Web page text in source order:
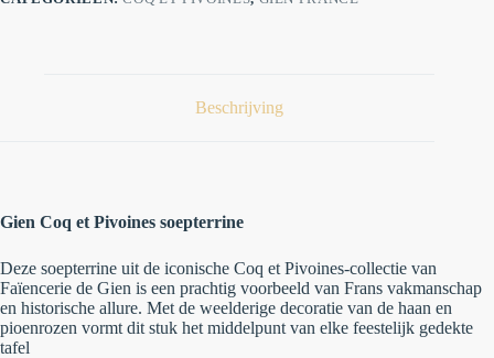
Beschrijving
Gien Coq et Pivoines soepterrine
Deze soepterrine uit de iconische Coq et Pivoines-collectie van
Faïencerie de Gien is een prachtig voorbeeld van Frans vakmanschap
en historische allure. Met de weelderige decoratie van de haan en
pioenrozen vormt dit stuk het middelpunt van elke feestelijk gedekte
tafel